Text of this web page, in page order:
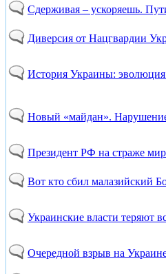
Сдерживая – ускоряешь.
Диверсия от Нацгвардии
История Украины: эволюция
Новый «майдан».
Президент РФ на страже
Вот кто сбил малазийский
Украинские власти теряют
Очередной взрыв на